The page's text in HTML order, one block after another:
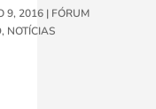
9, 2016 | FÓRUM
, NOTÍCIAS